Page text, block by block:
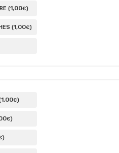
(1,00€)
(1,00€)
1,00€)
€)
)